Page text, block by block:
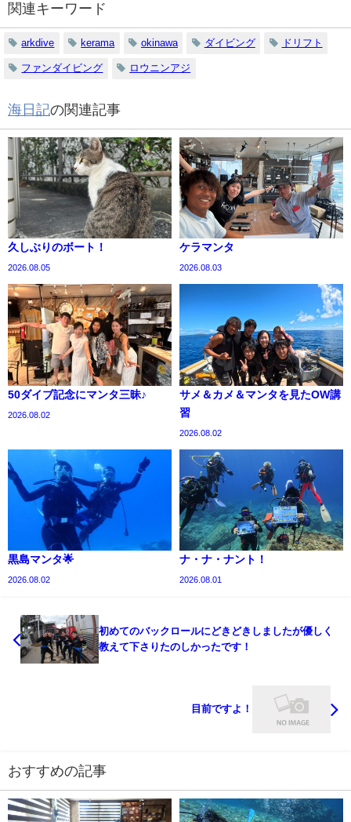
関連キーワード
arkdive kerama okinawa ダイビング ドリフト
ファンダイビング ロウニンアジ
海日記の関連記事
久しぶりのボート！
2026.08.05
ケラマンタ
2026.08.03
50ダイブ記念にマンタ三昧♪
2026.08.02
サメ＆カメ＆マンタを見たOW講
習
2026.08.02
黒島マンタ🌟
2026.08.02
ナ・ナ・ナント！
2026.08.01
初めてのバックロールにどきどきしましたが優しく
教えて下さりたのしかったです！
目前ですよ！
おすすめの記事